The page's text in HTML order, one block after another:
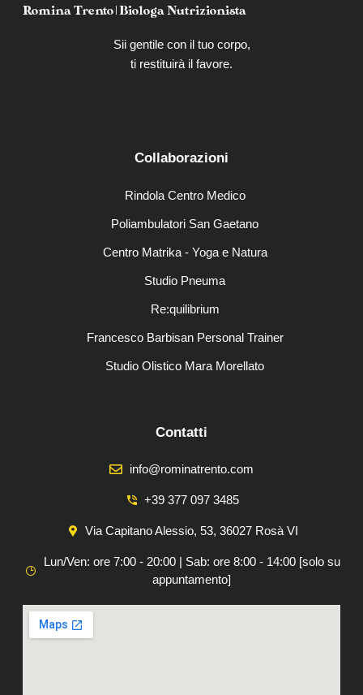
Romina Trento | Biologa Nutrizionista
Sii gentile con il tuo corpo,
ti restituirà il favore.
Collaborazioni
Rindola Centro Medico
Poliambulatori San Gaetano
Centro Matrika - Yoga e Natura
Studio Pneuma
Re:quilibrium
Francesco Barbisan Personal Trainer
Studio Olistico Mara Morellato
Contatti
info@rominatrento.com
+39 377 097 3485
Via Capitano Alessio, 53, 36027 Rosà VI
Lun/Ven: ore 7:00 - 20:00 | Sab: ore 8:00 - 14:00 [solo su
appuntamento]